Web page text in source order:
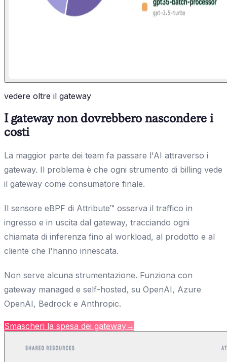
vedere oltre il gateway
I gateway non dovrebbero nascondere i
costi
La maggior parte dei team fa passare l'AI attraverso i
gateway. Il problema è che ogni strumento di billing vede
il gateway come consumatore finale.
Il sensore eBPF di Attribute™ osserva il traffico in
ingresso e in uscita dal gateway, tracciando ogni
chiamata di inferenza fino al workload, al prodotto e al
cliente che l'hanno innescata.
Non serve alcuna strumentazione. Funziona con
gateway managed e self-hosted, su OpenAI, Azure
OpenAI, Bedrock e Anthropic.
Smascheri la spesa dei gateway→